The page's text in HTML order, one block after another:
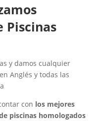
Piscinas
y damos cualquier
Anglés y todas las
con los mejores
piscinas homologados